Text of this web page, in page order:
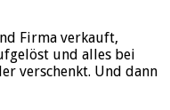
Firma verkauft,
und alles bei
verschenkt. Und dann